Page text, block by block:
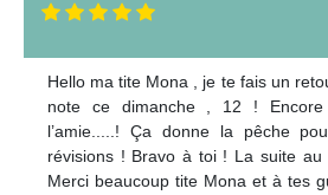
Hello ma tite Mona , je te fais un
note ce dimanche , 12 !
l’amie.....! Ça donne la pêche
révisions ! Bravo à toi ! La suite au
Merci beaucoup tite Mona et à tes